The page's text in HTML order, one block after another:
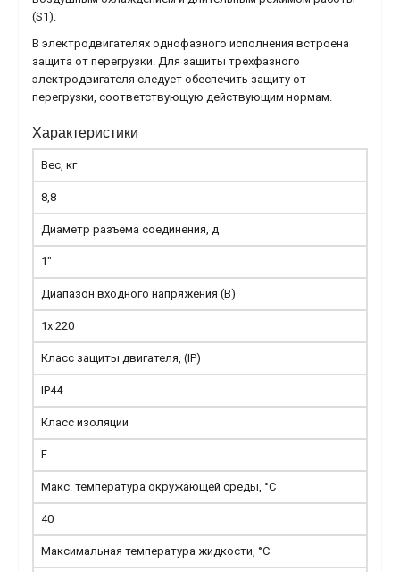
(S1).
В электродвигателях однофазного исполнения встроена
защита от перегрузки. Для защиты трехфазного
электродвигателя следует обеспечить защиту от
перегрузки, соответствующую действующим нормам.
Характеристики
Вес, кг
8,8
Диаметр разъема соединения, д
1"
Диапазон входного напряжения (В)
1x 220
Класс защиты двигателя, (IP)
IP44
Класс изоляции
F
Макс. температура окружающей среды, °С
40
Максимальная температура жидкости, °С